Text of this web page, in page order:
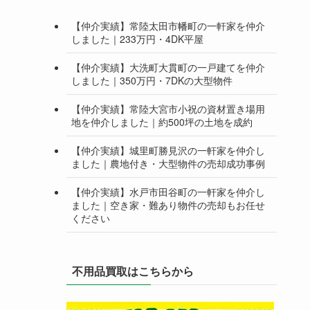
【仲介実績】常陸太田市幡町の一軒家を仲介
しました｜233万円・4DK平屋
【仲介実績】大洗町大貫町の一戸建てを仲介
しました｜350万円・7DKの大型物件
【仲介実績】常陸大宮市小祝の資材置き場用
地を仲介しました｜約500坪の土地を成約
【仲介実績】城里町勝見沢の一軒家を仲介し
ました｜農地付き・大型物件の売却成功事例
【仲介実績】水戸市田谷町の一軒家を仲介し
ました｜空き家・難あり物件の売却もお任せ
ください
不用品買取はこちらから